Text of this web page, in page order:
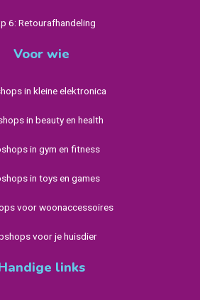
6: Retourafhandeling
Voor wie
in kleine elektronica
in beauty en health
in gym en fitness
in toys en games
voor woonaccessoires
voor je huisdier
links